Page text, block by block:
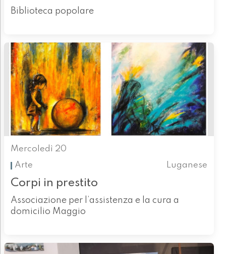
Biblioteca popolare
Mercoledì 20
Arte
Luganese
Corpi in prestito
Associazione per l’assistenza e la cura a
domicilio Maggio